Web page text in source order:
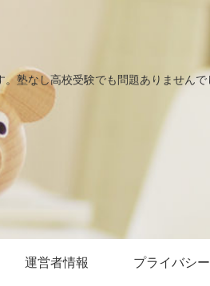
塾なし高校受験でも問題ありませんで
運営者情報 プライバシ